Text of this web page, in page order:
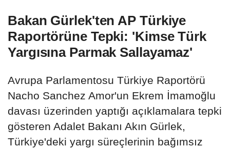
Bakan Gürlek'ten AP Türkiye
Raportörüne Tepki: 'Kimse Türk
Yargısına Parmak Sallayamaz'
Avrupa Parlamentosu Türkiye Raportörü
Nacho Sanchez Amor'un Ekrem İmamoğlu
davası üzerinden yaptığı açıklamalara tepki
gösteren Adalet Bakanı Akın Gürlek,
Türkiye'deki yargı süreçlerinin bağımsız